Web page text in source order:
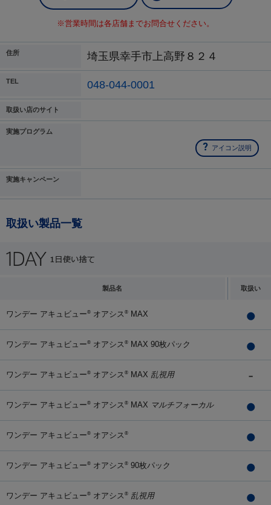
※営業時間は各店舗までお問合せください。
住所 埼玉県幸手市上高野８２４
TEL 048-044-0001
取扱い店のサイト
実施プログラム
アイコン説明
実施キャンペーン
取扱い製品一覧
製品名 取扱い
ワンデー アキュビュー® オアシス ® MAX
ワンデー アキュビュー® オアシス ® MAX 90枚パック
ワンデー アキュビュー® オアシス ® MAX 乱視用
ワンデー アキュビュー® オアシス ® MAX マルチフォーカル
ワンデー アキュビュー® オアシス ®
ワンデー アキュビュー® オアシス ® 90枚パック
ワンデー アキュビュー® オアシス ® 乱視用